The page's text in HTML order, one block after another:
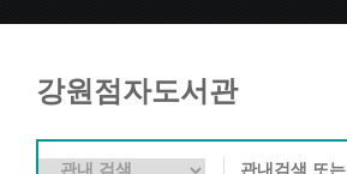
강원점자도서관